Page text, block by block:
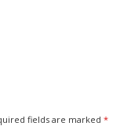
fields are marked *